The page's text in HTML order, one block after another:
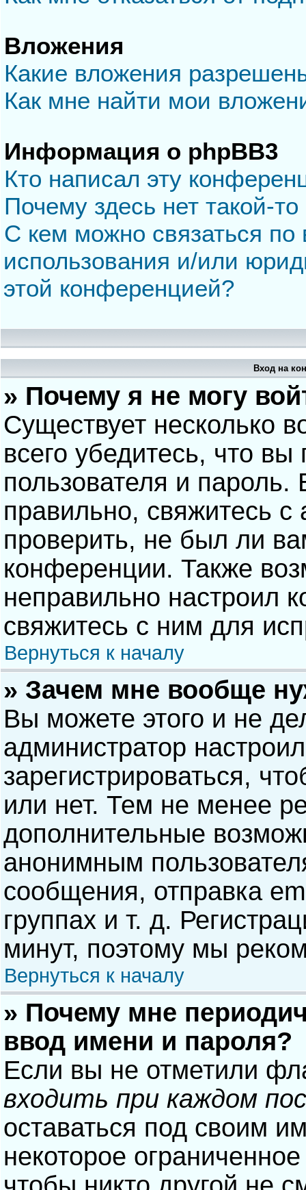
Вложения
Какие вложения
Как мне найти мои
Информация о phpBB3
Кто написал эту
Почему здесь нет такой-
С кем можно связаться по
использования и/или
этой конференцией?
Вход на
» Почему я не могу
Существует несколько
всего убедитесь, что
пользователя и
правильно, свяжитесь
проверить, не был ли
конференции. Также
неправильно настроил
свяжитесь с ним для
Вернуться к началу
» Зачем мне вообще
Вы можете этого и не
администратор
зарегистрироваться,
или нет. Тем не менее
дополнительные
анонимным
сообщения, отправка
группах и т. д.
минут, поэтому мы
Вернуться к началу
» Почему мне
ввод имени и пароля?
Если вы не отметили
входить при каждом
оставаться под своим
некоторое